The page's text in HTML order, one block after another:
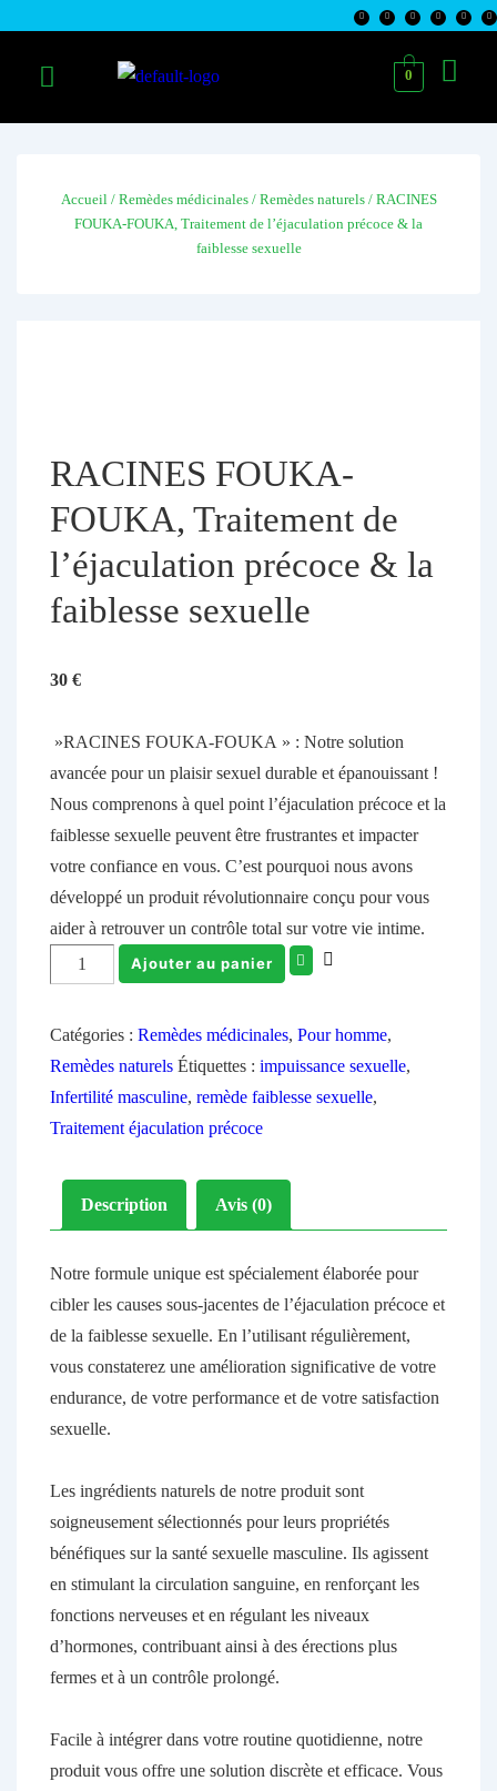
0
Accueil / Remèdes médicinales/ Remèdes naturels/ RACINES
FOUKA-FOUKA, Traitement de l’éjaculation précoce & la
faiblesse sexuelle
RACINES FOUKA-
FOUKA, Traitement de
l’éjaculation précoce & la
faiblesse sexuelle
30 €
»RACINES FOUKA-FOUKA » : Notre solution
avancée pour un plaisir sexuel durable et épanouissant !
Nous comprenons à quel point l’éjaculation précoce et la
faiblesse sexuelle peuvent être frustrantes et impacter
votre confiance en vous. C’est pourquoi nous avons
développé un produit révolutionnaire conçu pour vous
aider à retrouver un contrôle total sur votre vie intime.
Ajouter au panier
Catégories : Remèdes médicinales, Pour homme,
Remèdes naturels Étiquettes : impuissance sexuelle,
Infertilité masculine, remède faiblesse sexuelle,
Traitement éjaculation précoce
Description Avis (0)
Notre formule unique est spécialement élaborée pour
cibler les causes sous-jacentes de l’éjaculation précoce et
de la faiblesse sexuelle. En l’utilisant régulièrement,
vous constaterez une amélioration significative de votre
endurance, de votre performance et de votre satisfaction
sexuelle.
Les ingrédients naturels de notre produit sont
soigneusement sélectionnés pour leurs propriétés
bénéfiques sur la santé sexuelle masculine. Ils agissent
en stimulant la circulation sanguine, en renforçant les
fonctions nerveuses et en régulant les niveaux
d’hormones, contribuant ainsi à des érections plus
fermes et à un contrôle prolongé.
Facile à intégrer dans votre routine quotidienne, notre
produit vous offre une solution discrète et efficace. Vous